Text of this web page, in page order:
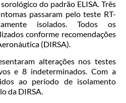
do padrão ELISA. Três
passaram pelo teste RT-
isolados. Todos os
conforme recomendações
(DIRSA).
alterações nos testes
e 8 indeterminados. Com a
ao período de isolamento
da DIRSA.